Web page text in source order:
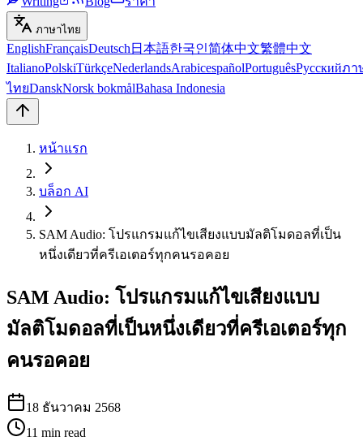
ภาษาไทย
EnglishFrançaisDeutsch 日本語한국인简体中文繁體中文
ItalianoPolskiTürkçeNederlandsArabicespañolPortuguêsРусскийภา
ไทยDanskNorsk bokmålBahasa Indonesia
หน้าแรก
บล็อก AI
SAM Audio: โปรแกรมแก้ไขเสียงแบบมัลติโมดอลที่เป็น
หนึ่งเดียวที่ครีเอเตอร์ทุกคนรอคอย
SAM Audio: โปรแกรมแก้ไขเสียงแบบ
มัลติโมดอลที่เป็นหนึ่งเดียวที่ครีเอเตอร์ทุก
คนรอคอย
18 ธันวาคม 2568
11 min read